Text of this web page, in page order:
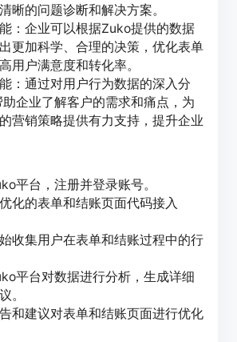
晰的问题诊断和解决方案。
：企业可以根据Zuko提供的数据
更加科学、合理的决策，优化表单
用户满意度和转化率。
：通过对用户行为数据的深入分
企业了解客户的需求和痛点，为
营销策略提供有力支持，提升企业
平台，注册并登录账号。
化的表单和结账页面代码接入
收集用户在表单和结账过程中的行
平台对数据进行分析，生成详细
。
和建议对表单和结账页面进行优化